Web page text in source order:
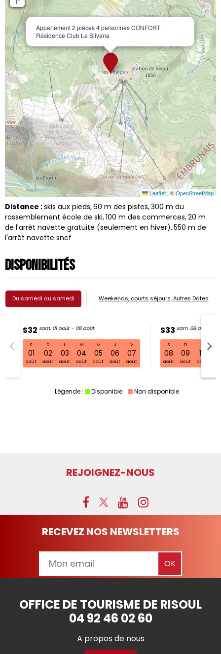
Appartement 2 pièces 4 personnes CONFORT
Résidence Club Le Silvana
Leaflet | ©OpenStreetMap
Distance :skis aux pieds 60 m des pistes 300 m du
rassemblement école de ski 100 m des commerces 20 m
de l'arrêt navette gratuite (seulement en hiver) 550 m de
l'arrêt navette sncf
Disponibilités
Du samedi au samedi Weekends, courts séjours, Autres Dates
S32 sam. 01 août - 08 août
S
01
août
D
02
août
L
03
août
M
04
août
M
05
août
J
06
août
V
07
août
S33 sam. 08 août - 15
S
08
août
D
09
août
10
août
S32 sam. 01 août - 08 août
Légende : Disponible Non disponible
REJOIGNEZ-NOUS
RECEVEZ NOS NEWSLETTERS
OFFICE DE TOURISME DE RISOUL
04 92 46 02 60
A propos de nous